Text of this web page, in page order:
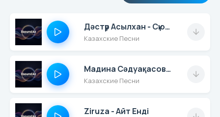
Дәстүр Асылхан - Сүюді Маған Арнасаң
Казахские Песни
Мадина Сәдуақасова - Наурыз
Казахские Песни
Ziruza - Айт Енді